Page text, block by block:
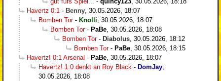
Havertz 0:1 - Benny 30.05.2026, 18:07
Bomben Tor- Knolli 30.05.2026, 18:07
Bomben Tor- PaBe 30.05.2026, 18:08
Bomben Tor- Diabolus 30.05.2026, 18:12
Bomben Tor- PaBe 30.05.2026, 18:15
Havertz! 0:1 Arsenal - PaBe 30.05.2026, 18:07
Havertz! 1:0 denkt an Roy Black - DomJay
30.05.2026, 18:08